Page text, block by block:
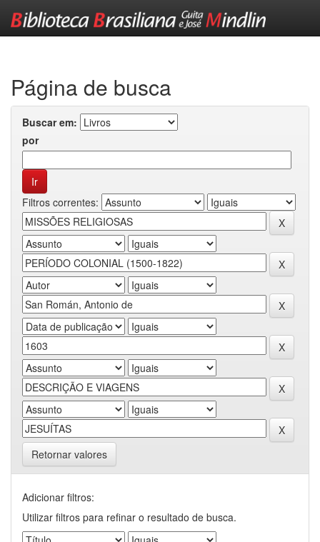
Página de busca
Buscar em:
por
Filtros correntes:
Retornar valores
Adicionar filtros:
Utilizar filtros para refinar o resultado de busca.